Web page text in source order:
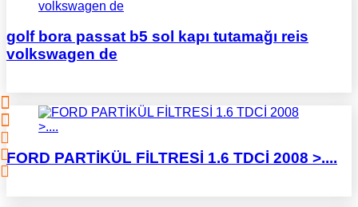
golf bora passat b5 sol kapı tutamağı reis
volkswagen de
FORD PARTİKÜL FİLTRESİ 1.6 TDCİ 2008 >....